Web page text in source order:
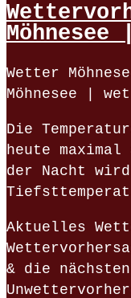
Wetter
Möhnesee |
Die
heute
der Nacht
Aktuelles
& die